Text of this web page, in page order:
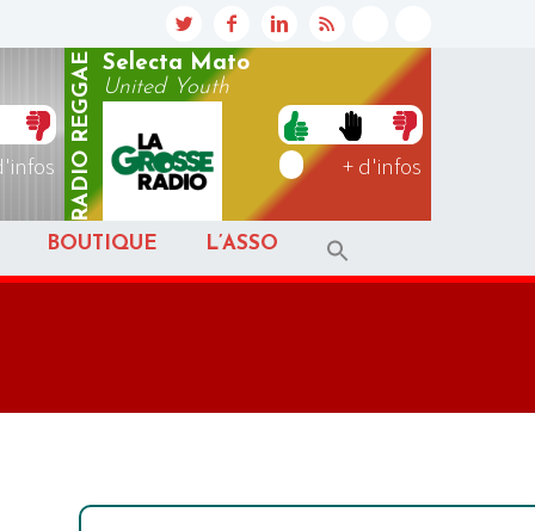
RADIO
REGGAE
Selecta Mato
United Youth
+ d'infos
BOUTIQUE L’ASSO